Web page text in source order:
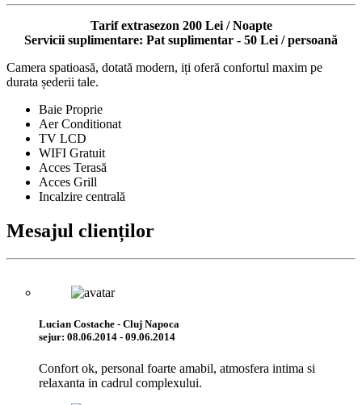
Tarif extrasezon 200 Lei / Noapte
Servicii suplimentare: Pat suplimentar - 50 Lei / persoană
Camera spatioasă, dotată modern, iți oferă confortul maxim pe
durata șederii tale.
Baie Proprie
Aer Conditionat
TV LCD
WIFI Gratuit
Acces Terasă
Acces Grill
Incalzire centrală
Mesajul clienților
Lucian Costache - Cluj Napoca
sejur: 08.06.2014 - 09.06.2014
Confort ok, personal foarte amabil, atmosfera intima si
relaxanta in cadrul complexului.